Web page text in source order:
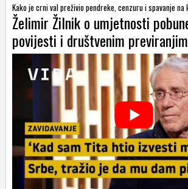
Kako je crni val preživio pendreke, cenzuru i spavanje na
Želimir Žilnik o umjetnosti
povijesti i društvenim